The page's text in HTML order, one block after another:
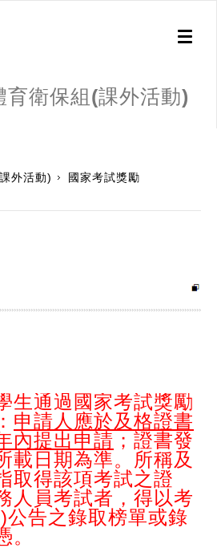
Toggle
育衛保組(課外活動)
外活動) 國家考試獎勵
生通過國家考試獎勵
申請人應於及格證書
內提出申請 ；證書發
載日期為準。所稱及
取得該項考試之證
人員考試者，得以考
公告之錄取榜單或錄
。